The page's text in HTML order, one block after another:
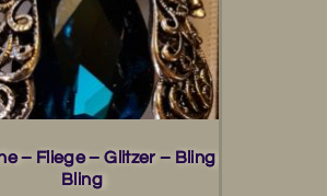
– Fliege – Glitzer – Bling
Bling